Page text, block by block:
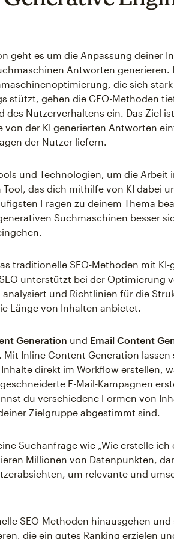
geht es um die Anpassung deiner
Antworten generieren.
die sich
stützt, gehen die GEO-Methoden
des Nutzerverhaltens ein. Das Ziel
von der KI generierten Antworten
der Nutzer liefern.
und Technologien, um die Arbeit
Tool, das dich mithilfe von KI dabei
Fragen zu deinem Thema
Suchmaschinen besser
traditionelle SEO-Methoden mit
unterstützt bei der Optimierung
analysiert und Richtlinien für die
Länge von Inhalten anbietet.
Generation und Email Content
Inline Content Generation lassen
direkt im Workflow erstellen,
E-Mail-Kampagnen
du verschiedene Formen von
Zielgruppe abgestimmt sind.
Suchanfrage wie „Wie erstelle ich
Millionen von Datenpunkten,
um relevante und
SEO-Methoden hinausgehen und
die ein gutes Ranking erzielen